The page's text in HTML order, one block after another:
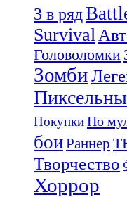
3 в ряд
Survival
Головоломки
Зомби
ПокупкиПо
боиРаннер
Творчество
Хоррор